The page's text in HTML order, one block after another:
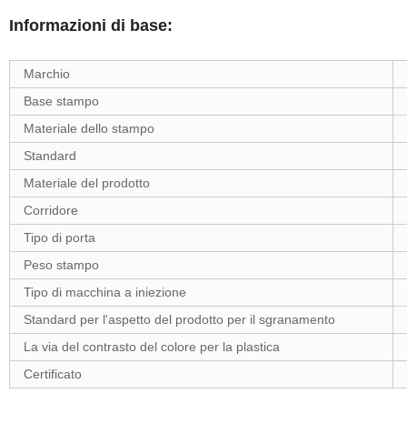
Informazioni di base:
Marchio
Base stampo
Materiale dello stampo
Standard
Materiale del prodotto
Corridore
Tipo di porta
Peso stampo
Tipo di macchina a iniezione
Standard per l'aspetto del prodotto per il sgranamento
La via del contrasto del colore per la plastica
Certificato